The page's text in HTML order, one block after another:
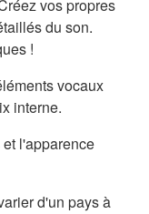
vos propres
du son.
!
vocaux
interne.
l'apparence
d'un pays à